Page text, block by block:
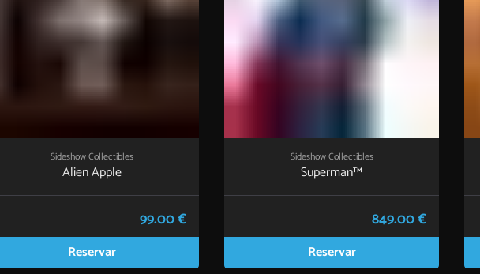
Sideshow Collectibles
Alien Apple
99.00 €
Reservar
Sideshow Collectibles
Superman™
849.00 €
Reservar